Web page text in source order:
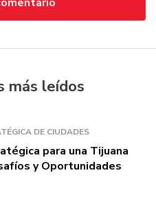
más leídos
DE CIUDADES
para una Tijuana
y Oportunidades